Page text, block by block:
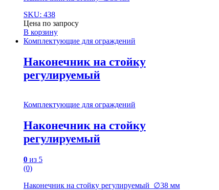
SKU: 438
Цена по запросу
В корзину
Комплектующие для ограждений
Наконечник на стойку
регулируемый
Комплектующие для ограждений
Наконечник на стойку
регулируемый
0 из 5
(0)
Наконечник на стойку регулируемый ∅38 мм